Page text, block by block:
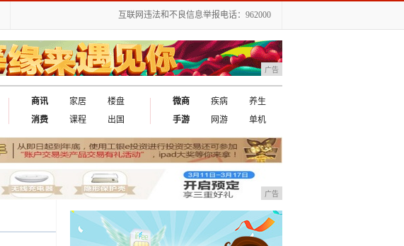
互联网违法和不良信息举报电话：962000
广告
商讯 家居
楼盘
消费
课程 出国
微商 疾病
养生
手游
网游 单机
广告